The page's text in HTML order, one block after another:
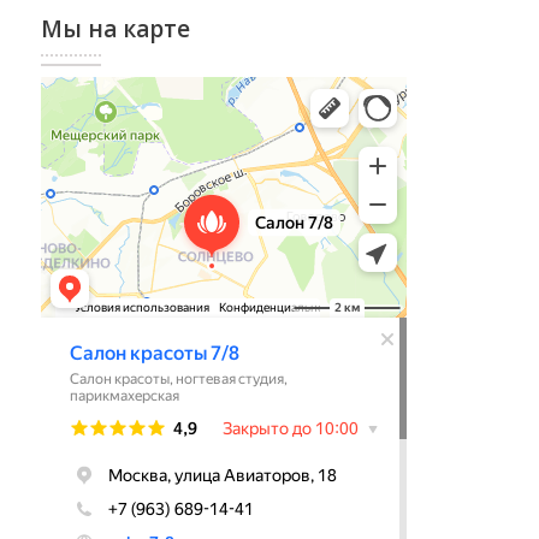
Мы на карте